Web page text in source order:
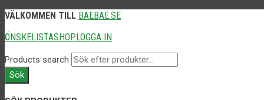
VÄLKOMMEN TILL BAEBAE.SE
ÖNSKELISTASHOPLOGGA IN
Products search
Sök